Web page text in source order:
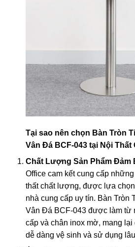
Tại sao nên chọn Bàn Tròn
Vân Đá BCF-043 tại Nội Thất
Chất Lượng Sản Phẩm Đảm
Office cam kết cung cấp
thất chất lượng, được lựa
nhà cung cấp uy tín. Bàn Tròn
Vân Đá BCF-043 được làm từ
cấp và chân inox mờ, mang
dễ dàng vệ sinh và sử dụng